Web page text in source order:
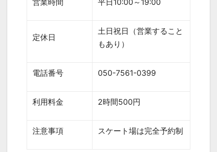
営業時間 平日10:00 ～ 19:00
定休日
土日祝日（営業すること
もあり）
電話番号 050-7561-0399
利用料金 2時間500円
注意事項 スケート場は完全予約制